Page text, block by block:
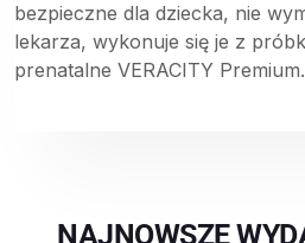
bezpieczne dla dziecka, nie
lekarza, wykonuje się je z
prenatalne VERACITY
NAJNOWSZE